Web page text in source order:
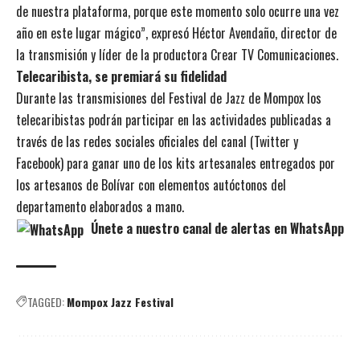
de nuestra plataforma, porque este momento solo ocurre una vez
año en este lugar mágico”, expresó Héctor Avendaño, director de
la transmisión y líder de la productora Crear TV Comunicaciones.
Telecaribista, se premiará su fidelidad
Durante las transmisiones del Festival de Jazz de Mompox los
telecaribistas podrán participar en las actividades publicadas a
través de las redes sociales oficiales del canal (Twitter y
Facebook) para ganar uno de los kits artesanales entregados por
los artesanos de Bolívar con elementos autóctonos del
departamento elaborados a mano.
Únete a nuestro canal de alertas en WhatsApp
TAGGED:Mompox Jazz Festival